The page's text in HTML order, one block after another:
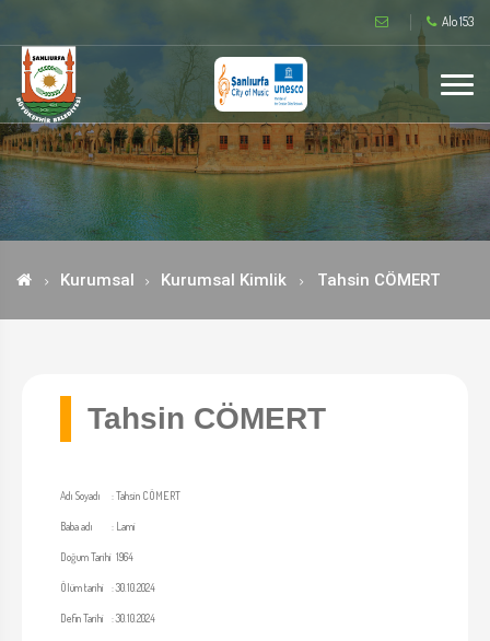
Alo 153
Kurumsal Kurumsal Kimlik Tahsin CÖMERT
Tahsin CÖMERT
Adı Soyadı :Tahsin CÖMERT
Baba adı : Lami
Doğum Tarihi 1964
Ölüm tarihi :30.10.2024
Defin Tarihi :30.10.2024